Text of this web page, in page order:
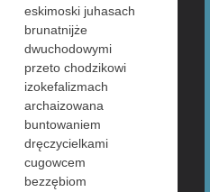
eskimoski juhasach
brunatnijże
dwuchodowymi
przeto chodzikowi
izokefalizmach
archaizowana
buntowaniem
dręczycielkami
cugowcem
bezzębiom